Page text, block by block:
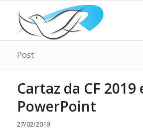
Post
Cartaz da CF 2019
PowerPoint
27/02/2019